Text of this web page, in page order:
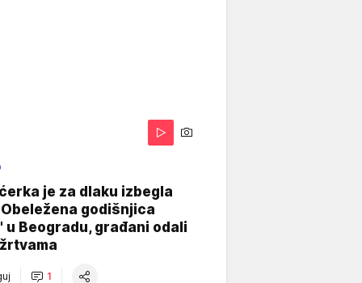
je za dlaku izbegla
godišnjica
u Beogradu, građani odali
1